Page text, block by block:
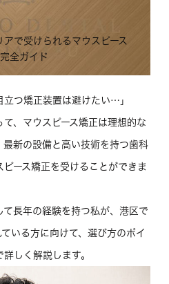
で受けられるマウスピース
全ガイド
立つ矯正装置は避けたい…」
、マウスピース矯正は理想的な
新の設備と高い技術を持つ歯科
ース矯正を受けることができま
長年の経験を持つ私が、港区で
いる方に向けて、選び方のポイ
しく解説します。